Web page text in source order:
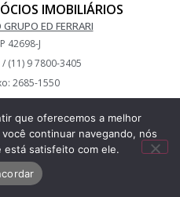
IMOBILIÁRIOS
ED FERRARI
42698-J
(11) 9 7800-3405
2685-1550
Souza – 2023
que oferecemos a melhor
continuar navegando, nós
está satisfeito com ele.